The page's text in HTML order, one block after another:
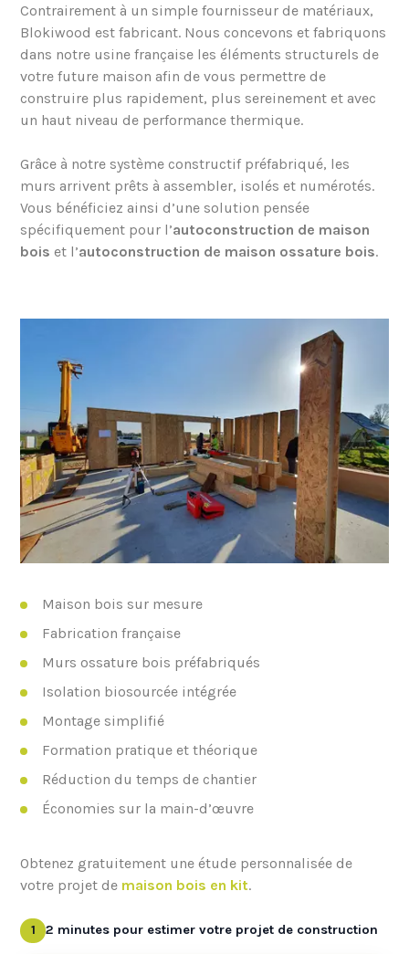
Contrairement à un simple fournisseur de matériaux,
Blokiwood est fabricant. Nous concevons et fabriquons
dans notre usine française les éléments structurels de
votre future maison afin de vous permettre de
construire plus rapidement, plus sereinement et avec
un haut niveau de performance thermique.
Grâce à notre système constructif préfabriqué, les
murs arrivent prêts à assembler, isolés et numérotés.
Vous bénéficiez ainsi d’une solution pensée
spécifiquement pour l’autoconstruction de maison
bois et l’autoconstruction de maison ossature bois.
Maison bois sur mesure
Fabrication française
Murs ossature bois préfabriqués
Isolation biosourcée intégrée
Montage simplifié
Formation pratique et théorique
Réduction du temps de chantier
Économies sur la main-d’œuvre
Obtenez gratuitement une étude personnalisée de
votre projet de maison bois en kit.
1 2 minutes pour estimer votre projet de construction